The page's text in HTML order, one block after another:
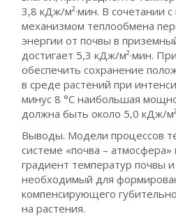
3,8 кДж/м²·мин. В сочетании
механизмом теплообмена
энергии от почвы в
достигает 5,3 кДж/м²·мин.
обеспечить сохранение
в среде растений при
минус 8 °С наибольшая
должна быть около 5,0 кДж/
Выводы. Модели процессов
системе «почва – атмосфера»
градиент температур почвы
необходимый для
компенсирующего
на растения.